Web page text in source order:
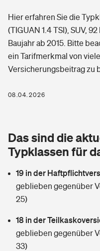
Arbeitsrechtsschutz
Zur Übersicht
Tools
Wer versichert was: Jetzt
Sie haben Fragen?
Glasversicherung
Mietkautionsversicherung
Restkreditversicherung
Zur Übersicht
Freizeit
Pri­vate Haft­pflicht­
Kinderunfall­ver­si­che­rung
Kinderinvalidität
Hundehalter-Haftpflicht
Gesundheit
Private
Dread-Disease-Versicherung
Tierkrankenversicherung
Zur Übersicht
Tools
Hier erfahren Sie die
(TIGUAN 1.4 TSI), SUV,
Baujahr ab 2015. Bitte
ein Tarifmerkmal von
Versicherungsbeitrag zu
08.04.2026
Das sind die
Typklassen für
19 in der
geblieben gegenüber
25)
18 in der
geblieben gegenüber
33)